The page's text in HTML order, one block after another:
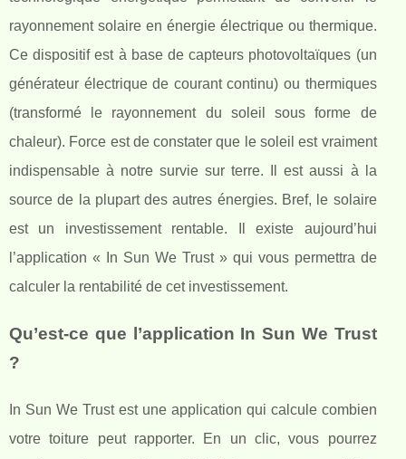
rayonnement solaire en énergie électrique ou thermique.
Ce dispositif est à base de capteurs photovoltaïques (un
générateur électrique de courant continu) ou thermiques
(transformé le rayonnement du soleil sous forme de
chaleur). Force est de constater que le soleil est vraiment
indispensable à notre survie sur terre. Il est aussi à la
source de la plupart des autres énergies. Bref, le solaire
est un investissement rentable. Il existe aujourd’hui
l’application « In Sun We Trust » qui vous permettra de
calculer la rentabilité de cet investissement.
Qu’est-ce que l’application In Sun We Trust
?
In Sun We Trust est une application qui calcule combien
votre toiture peut rapporter. En un clic, vous pourrez